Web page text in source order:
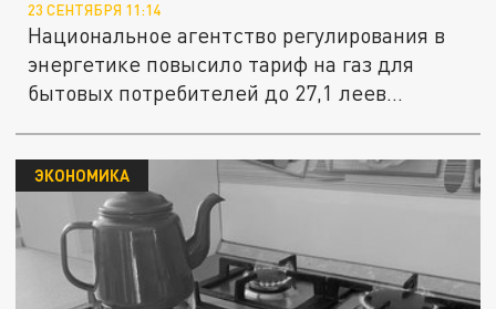
23 СЕНТЯБРЯ 11:14
Национальное агентство регулирования в
энергетике повысило тариф на газ для
бытовых потребителей до 27,1 леев...
ЭКОНОМИКА